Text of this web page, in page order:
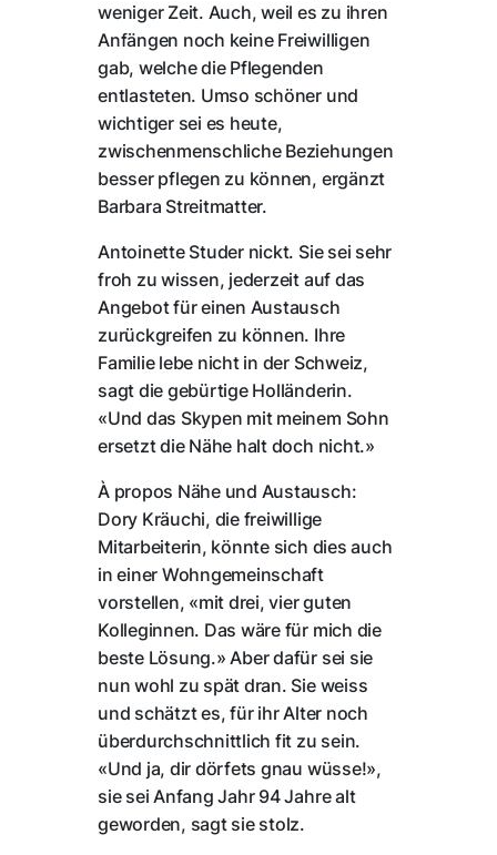
weniger Zeit. Auch, weil es zu ihren
Anfängen noch keine Freiwilligen
gab, welche die Pflegenden
entlasteten. Umso schöner und
wichtiger sei es heute,
zwischenmenschliche Beziehungen
besser pflegen zu können, ergänzt
Barbara Streitmatter.
Antoinette Studer nickt. Sie sei sehr
froh zu wissen, jederzeit auf das
Angebot für einen Austausch
zurückgreifen zu können. Ihre
Familie lebe nicht in der Schweiz,
sagt die gebürtige Holländerin.
«Und das Skypen mit meinem Sohn
ersetzt die Nähe halt doch nicht.»
À propos Nähe und Austausch:
Dory Kräuchi, die freiwillige
Mitarbeiterin, könnte sich dies auch
in einer Wohngemeinschaft
vorstellen, «mit drei, vier guten
Kolleginnen. Das wäre für mich die
beste Lösung.» Aber dafür sei sie
nun wohl zu spät dran. Sie weiss
und schätzt es, für ihr Alter noch
überdurchschnittlich fit zu sein.
«Und ja, dir dörfets gnau wüsse!»,
sie sei Anfang Jahr 94 Jahre alt
geworden, sagt sie stolz.